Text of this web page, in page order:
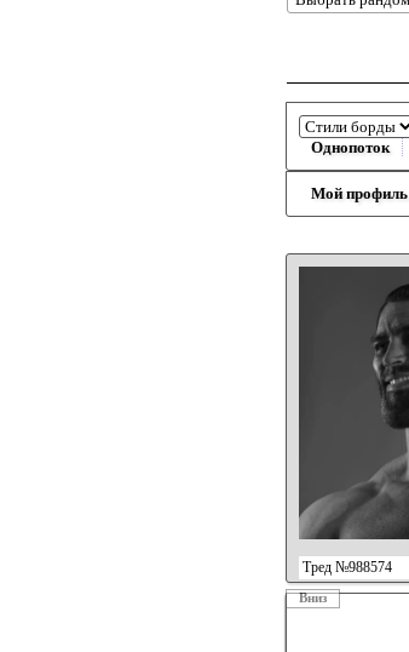
Однопоток
Мой профиль
Тред №988574
Вниз